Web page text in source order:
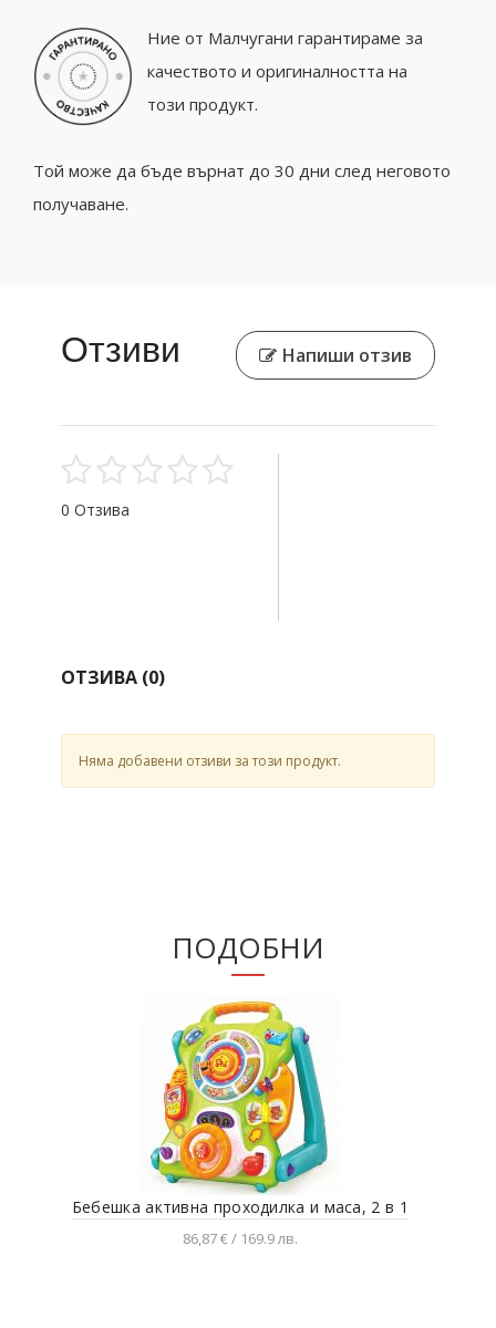
Ние от Малчугани гарантираме за
качеството и оригиналността на
този продукт.
Той може да бъде върнат до 30 дни след неговото
получаване.
Отзиви Напиши отзив
0 Отзива
ОТЗИВА (0)
Няма добавени отзиви за този продукт.
ПОДОБНИ
Бебешка активна проходилка и маса, 2 в 1
86,87 € / 169.9 лв.